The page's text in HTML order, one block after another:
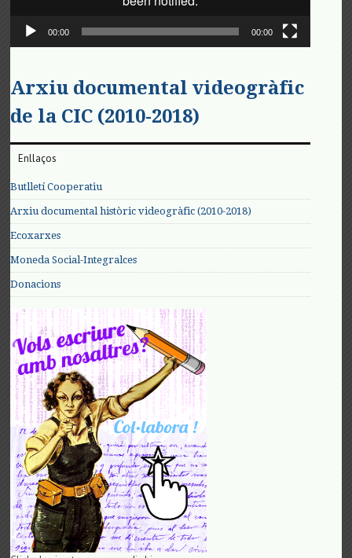
00:00 00:00
Arxiu documental videogràfic
de la CIC (2010-2018)
Enllaços
Butlletí Cooperatiu
Arxiu documental històric videogràfic (2010-2018)
Ecoxarxes
Moneda Social-Integralces
Donacions